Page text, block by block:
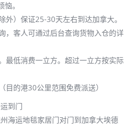
。
外）保证25-30天左右到达加拿大。
，客人可通过后台查询货物入仓的详
最低消费一立方。超过一立方按实际
目的港30公里范围免费派送）
到门
海运地毯家居门对门到加拿大埃德